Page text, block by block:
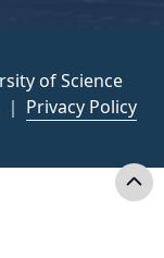
of Science
Privacy Policy